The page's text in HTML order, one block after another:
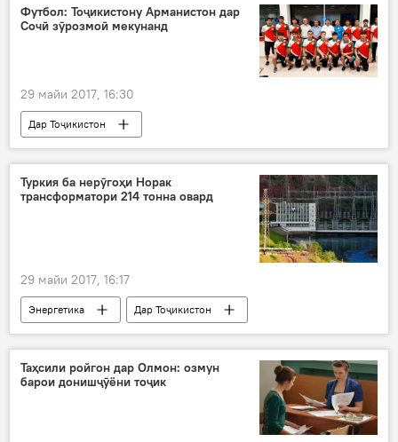
Футбол: Тоҷикистону Арманистон дар
Сочӣ зӯрозмоӣ мекунанд
29 майи 2017, 16:30
Дар Тоҷикистон
Навигариҳои варзиши Тоҷикистон
Ҳамаи хабарҳо
Федеросюни футболи Тоҷикистон
футбол
Туркия ба нерӯгоҳи Норак
трансформатори 214 тонна овард
29 майи 2017, 16:17
Энергетика
Дар Тоҷикистон
Осиёи Марказӣ
Ҳамаи хабарҳо
Норак
НБО Норак тарнсформатор
Таҳсили ройгон дар Олмон: озмун
барои донишҷӯёни тоҷик